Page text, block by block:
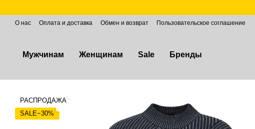
О нас Оплата и доставка Обмен и возврат Пользовательское соглашение
Мужчинам Женщинам Sale Бренды
РАСПРОДАЖА
SALE−30%